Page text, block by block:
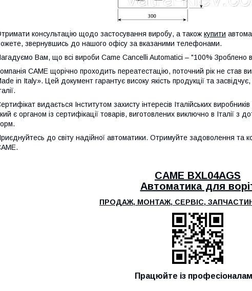
консультацію щодо застосування виробу, а також купити
звернувшись до нашого офісу за вказаними телефонами.
Вам, що всі вироби Came Cancelli Automatici – "100% Зроблено в
CAME щорічно проходить переатестацію, поточний рік не став
in Italy». Цей документ гарантує високу якість продукції та
видається Інститутом захисту інтересів Італійських
є органом із сертифікації товарів, виготовлених виключно в Італії з
до світу надійної автоматики. Отримуйте задоволення та
CAME BXL04AGS
Автоматика для
ПРОДАЖ, МОНТАЖ, СЕРВІС,
Працюйте із